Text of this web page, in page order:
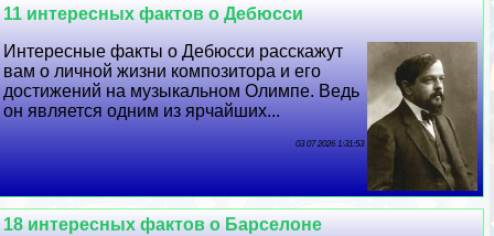
11 интересных фактов о Дебюсси
Интересные факты о Дебюсси расскажут
вам о личной жизни композитора и его
достижений на музыкальном Олимпе. Ведь
он является одним из ярчайших...
03 07 2026 1:31:53
18 интересных фактов о Барселоне